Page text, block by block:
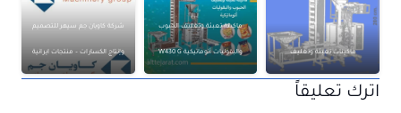
ماكينات تعبئة وتغليف
ماكينة تعبئة وتغليف الحبوب
والبقوليات أتوماتيكية W430 G
شركة كاويان جم سپهر للتصميم
وإنتاج الكسارات – منتجات ايرانية
اترك تعليقاً